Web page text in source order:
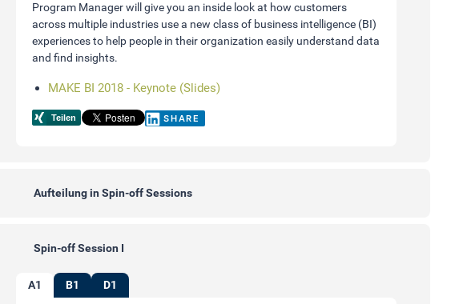
Program Manager will give you an inside look at how customers
across multiple industries use a new class of business intelligence (BI)
experiences to help people in their organization easily understand data
and find insights.
MAKE BI 2018 - Keynote (Slides)
SHARE
Aufteilung in Spin-off Sessions
Spin-off Session I
A1 B1 D1